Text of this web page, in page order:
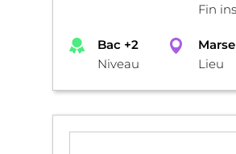
Fin
Bac +2
Niveau
Lieu